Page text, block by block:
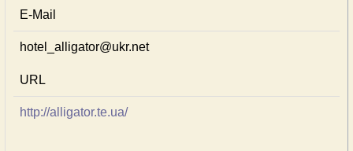
E-Mail
hotel_alligator@ukr.net
URL
http://alligator.te.ua/